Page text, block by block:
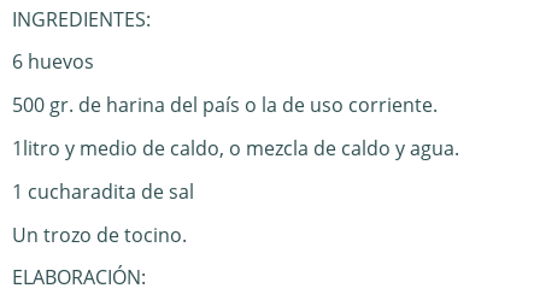
INGREDIENTES:
6 huevos
500 gr. de harina del país o la de uso corriente.
1litro y medio de caldo, o mezcla de caldo y agua.
1 cucharadita de sal
Un trozo de tocino.
ELABORACIÓN: